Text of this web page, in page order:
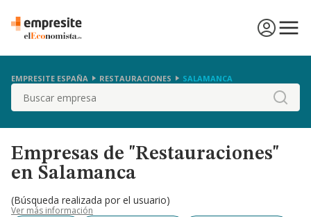
EMPRESITE ESPAÑA RESTAURACIONES SALAMANCA
Buscar
Empresas de "Restauraciones"
en Salamanca
(Búsqueda realizada por el usuario)
Ver más información